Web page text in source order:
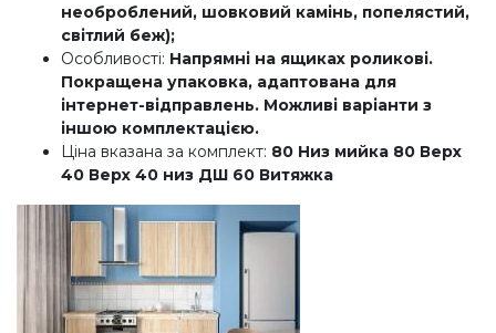
необроблений, шовковий камінь, попелястий,
світлий беж);
Особливості: Напрямні на ящиках роликові.
Покращена упаковка, адаптована для
інтернет-відправлень. Можливі варіанти з
іншою комплектацією.
Ціна вказана за комплект: 80 Низ мийка 80 Верх
40 Верх 40 низ ДШ 60 Витяжка